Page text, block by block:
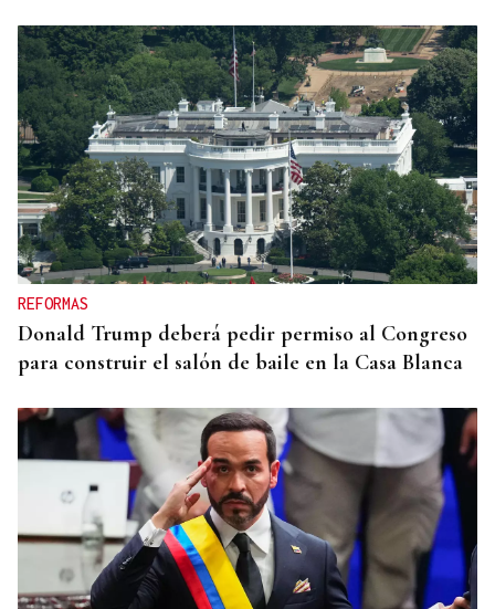
REFORMAS
Donald Trump deberá pedir permiso al Congreso
para construir el salón de baile en la Casa Blanca